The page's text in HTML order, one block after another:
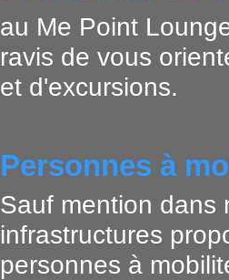
au Me Point
ravis de vous
et d'excursions.
Personnes à
Sauf mention dans
infrastructures
personnes à